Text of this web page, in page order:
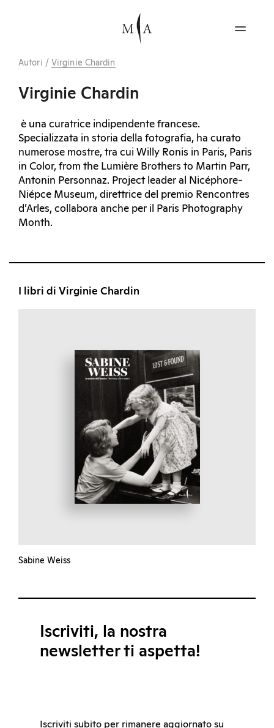
Autori / Virginie Chardin
Virginie Chardin
è una curatrice indipendente francese.
Specializzata in storia della fotografia, ha curato
numerose mostre, tra cui Willy Ronis in Paris, Paris
in Color, from the Lumière Brothers to Martin Parr,
Antonin Personnaz. Project leader al Nicéphore-
Niépce Museum, direttrice del premio Rencontres
d’Arles, collabora anche per il Paris Photography
Month.
I libri di Virginie Chardin
Sabine Weiss
Iscriviti, la nostra
newsletter ti aspetta!
Iscriviti subito per rimanere aggiornato su